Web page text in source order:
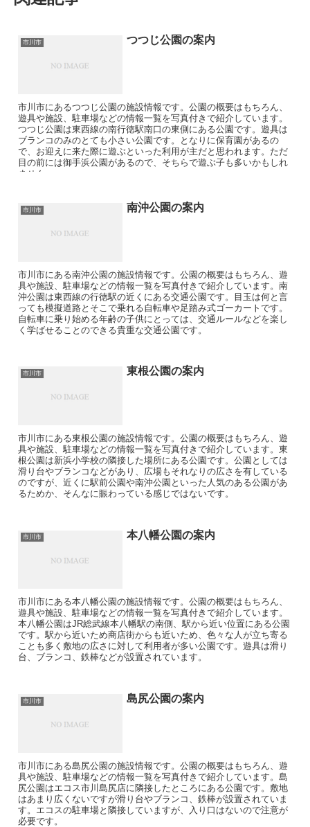
市川市 つつじ公園の案内
市川市にあるつつじ公園の施設情報です。公園の概要はもちろん、
遊具や施設、駐車場などの情報一覧を写真付きで紹介しています。
つつじ公園は東西線の南行徳駅南口の東側にある公園です。遊具は
ブランコのみのとても小さい公園です。となりに保育園があるの
で、お迎えに来た際に遊ぶといった利用が主だと思われます。ただ
目の前には御手浜公園があるので、そちらで遊ぶ子も多いかもしれ
ません。
市川市 南沖公園の案内
市川市にある南沖公園の施設情報です。公園の概要はもちろん、遊
具や施設、駐車場などの情報一覧を写真付きで紹介しています。南
沖公園は東西線の行徳駅の近くにある交通公園です。目玉は何と言
っても模擬道路とそこで乗れる自転車や足踏み式ゴーカートです。
自転車に乗り始める年齢の子供にとっては、交通ルールなどを楽し
く学ばせることのできる貴重な交通公園です。
市川市 東根公園の案内
市川市にある東根公園の施設情報です。公園の概要はもちろん、遊
具や施設、駐車場などの情報一覧を写真付きで紹介しています。東
根公園は新浜小学校の隣接した場所にある公園です。公園としては
滑り台やブランコなどがあり、広場もそれなりの広さを有している
のですが、近くに駅前公園や南沖公園といった人気のある公園があ
るためか、そんなに賑わっている感じではないです。
市川市 本八幡公園の案内
市川市にある本八幡公園の施設情報です。公園の概要はもちろん、
遊具や施設、駐車場などの情報一覧を写真付きで紹介しています。
本八幡公園はJR総武線本八幡駅の南側、駅から近い位置にある公園
です。駅から近いため商店街からも近いため、色々な人が立ち寄る
ことも多く敷地の広さに対して利用者が多い公園です。遊具は滑り
台、ブランコ、鉄棒などが設置されています。
市川市 島尻公園の案内
市川市にある島尻公園の施設情報です。公園の概要はもちろん、遊
具や施設、駐車場などの情報一覧を写真付きで紹介しています。島
尻公園はエコス市川島尻店に隣接したところにある公園です。敷地
はあまり広くないですが滑り台やブランコ、鉄棒が設置されていま
す。エコスの駐車場と隣接していますが、入り口はないので注意が
必要です。